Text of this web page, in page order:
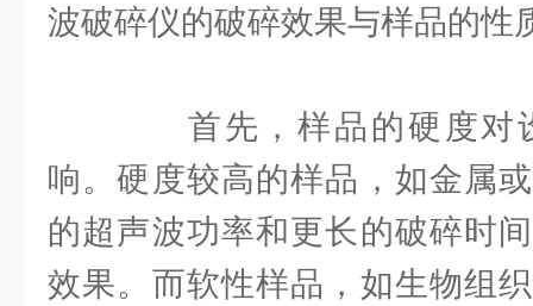
波破碎仪的破碎效果与样品的性
首先，样品的硬度对
响。硬度较高的样品，如金属
的超声波功率和更长的破碎时
效果。而软性样品，如生物组